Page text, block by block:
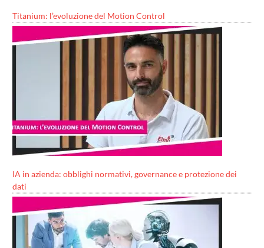
Titanium: l’evoluzione del Motion Control
IA in azienda: obblighi normativi, governance e protezione dei
dati